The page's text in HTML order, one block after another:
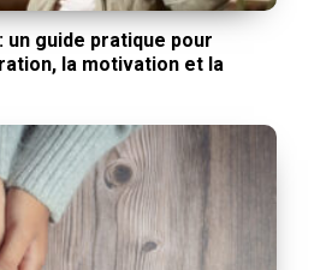
un guide pratique pour
la motivation et la